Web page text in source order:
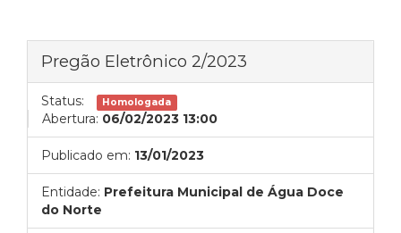
Pregão Eletrônico 2/2023
Status: Homologada
Abertura: 06/02/2023 13:00
Publicado em: 13/01/2023
Entidade: Prefeitura Municipal de Água Doce
do Norte